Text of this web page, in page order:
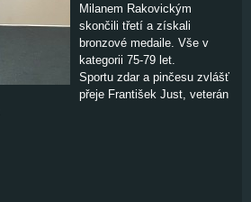
Milanem Rakovickým
skončili třetí a získali
bronzové medaile. Vše v
kategorii 75-79 let.
Sportu zdar a pinčesu zvlášť
přeje František Just, veterán